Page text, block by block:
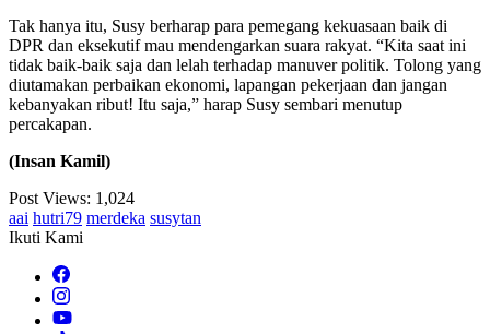
Tak hanya itu, Susy berharap para pemegang kekuasaan baik di
DPR dan eksekutif mau mendengarkan suara rakyat. “Kita saat ini
tidak baik-baik saja dan lelah terhadap manuver politik. Tolong yang
diutamakan perbaikan ekonomi, lapangan pekerjaan dan jangan
kebanyakan ribut! Itu saja,” harap Susy sembari menutup
percakapan.
(Insan Kamil)
Post Views: 1,024
aai hutri79 merdeka susytan
Ikuti Kami